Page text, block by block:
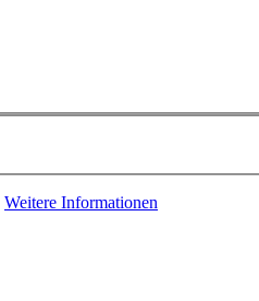
Weitere Informationen